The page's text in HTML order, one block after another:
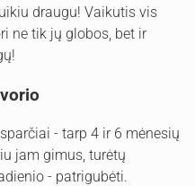
draugu! Vaikutis vis
ne tik jų globos, bet ir
- tarp 4 ir 6 mėnesių
jam gimus, turėtų
- patrigubėti.